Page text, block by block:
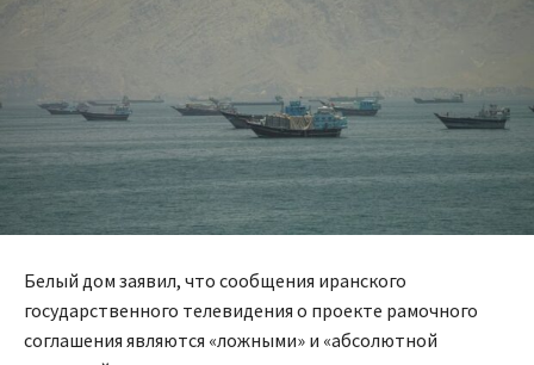
Белый дом заявил, что сообщения иранского
государственного телевидения о проекте рамочного
соглашения являются «ложными» и «абсолютной